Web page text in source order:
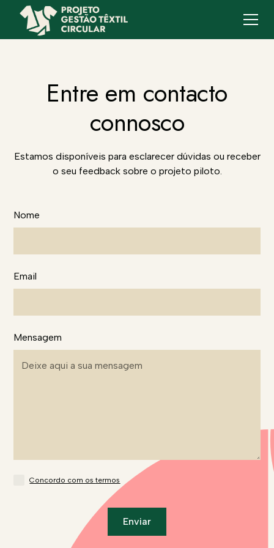
Entre em contacto
connosco
Estamos disponíveis para esclarecer dúvidas ou receber
o seu feedback sobre o projeto piloto.
Nome
Email
Mensagem
Concordo com ostermos